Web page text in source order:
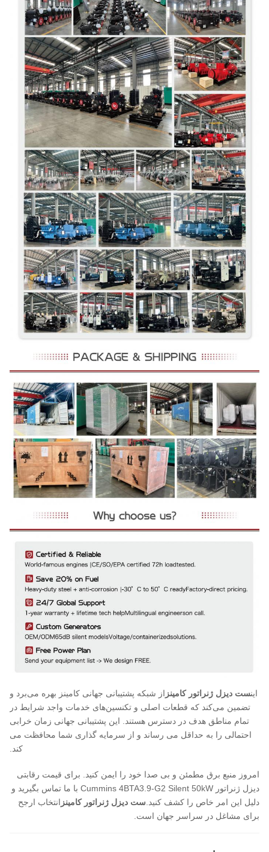
اینست دیزل ژنراتور کامینز از شبکه پشتیبانی جهانی کامینز بهره می‌برد و
تضمین می‌کند که قطعات اصلی و تکنسین‌های خدمات واجد شرایط در
تمام مناطق هدف در دسترس هستند. این پشتیبانی جهانی زمان خرابی
احتمالی را به حداقل می رساند و از سرمایه گذاری شما محافظت می
کند.
امروز منبع برق مطمئن و بی صدا خود را ایمن کنید. برای قیمت رقابتی
دیزل ژنراتور Cummins 4BTA3.9-G2 Silent 50kW با ما تماس بگیرید و
دلیل این امر خاص را کشف کنید. ست دیزل ژنراتور کامینز انتخاب ارجح
برای مشاغل در سراسر جهان است.